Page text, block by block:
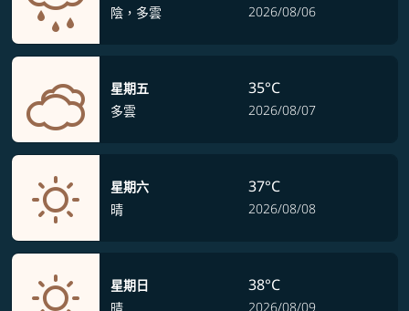
陰，多雲
2026/08/06
星期五
多雲
35°C
2026/08/07
星期六
晴
37°C
2026/08/08
星期日
38°C
2026/08/09